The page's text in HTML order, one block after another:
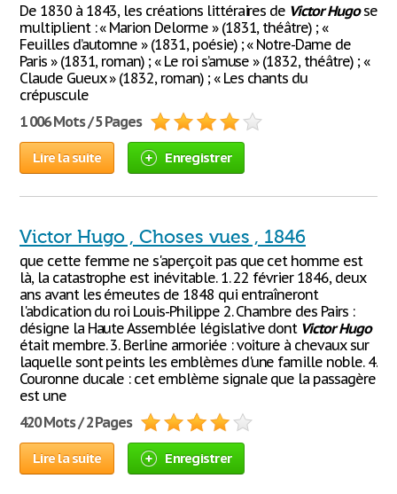
De 1830 à 1843, les créations littéraires de VictorHugose
multiplient : « Marion Delorme » (1831, théâtre) ; «
Feuilles d’automne » (1831, poésie) ; « Notre-Dame de
Paris » (1831, roman) ; « Le roi s’amuse » (1832, théâtre) ; «
Claude Gueux » (1832, roman) ; « Les chants du
crépuscule
1 006 Mots / 5 Pages
Lire la suite Enregistrer
Victor Hugo , Choses vues , 1846
que cette femme ne s'aperçoit pas que cet homme est
là, la catastrophe est inévitable. 1. 22 février 1846, deux
ans avant les émeutes de 1848 qui entraîneront
l'abdication du roi Louis-Philippe 2. Chambre des Pairs :
désigne la Haute Assemblée législative dont VictorHugo
était membre. 3. Berline armoriée : voiture à chevaux sur
laquelle sont peints les emblèmes d'une famille noble. 4.
Couronne ducale : cet emblème signale que la passagère
est une
420 Mots / 2 Pages
Lire la suite Enregistrer